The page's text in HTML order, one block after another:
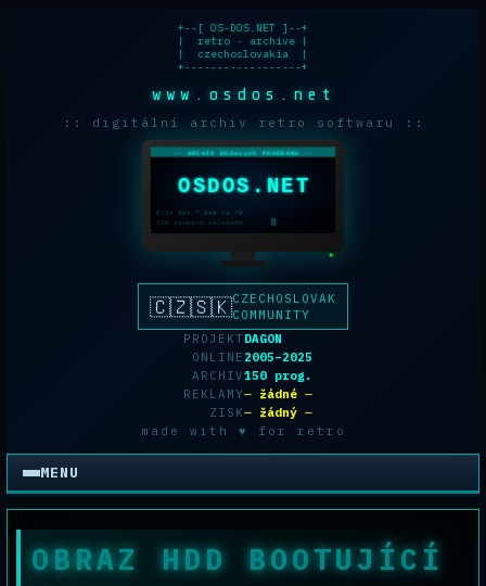
+--[ OS-DOS.NET ]--+
|  retro · archive |
|  czechoslovakia  |
+------------------+
www.osdos.net
:: digitální archiv retro softwaru ::
-- ARCHIV DOSovych PROGRAMU --
OSDOS.NET
C:\> dir *.exe /s /b
150 souboru nalezeno...
🇨🇿🇸🇰CZECHOSLOVAK
COMMUNITY
PROJEKTDAGON
ONLINE 2005–2025
ARCHIV150 prog.
REKLAMY─ žádné ─
ZISK─ žádný ─
made with ♥ for retro
MENU
OBRAZ HDD BOOTUJÍCÍ